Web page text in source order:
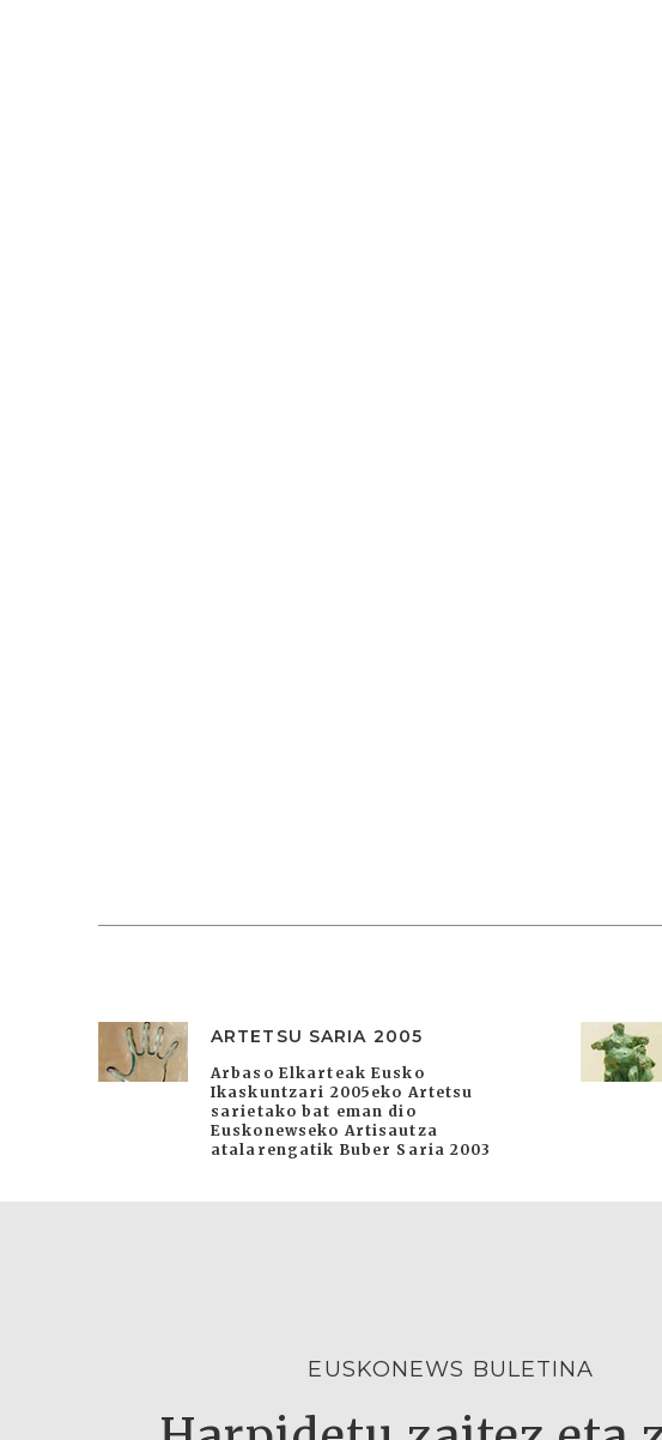
ARTETSU SARIA 2005
Arbaso Elkarteak Eusko
Ikaskuntzari 2005eko Artetsu
sarietako bat eman dio
Euskonewseko Artisautza
atalarengatik Buber Saria 2003
EUSKONEWS BULETINA